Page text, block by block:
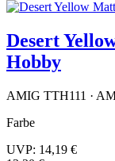
Desert
Hobby
AMIG TTH111 ·
Farbe
UVP: 14,19 €